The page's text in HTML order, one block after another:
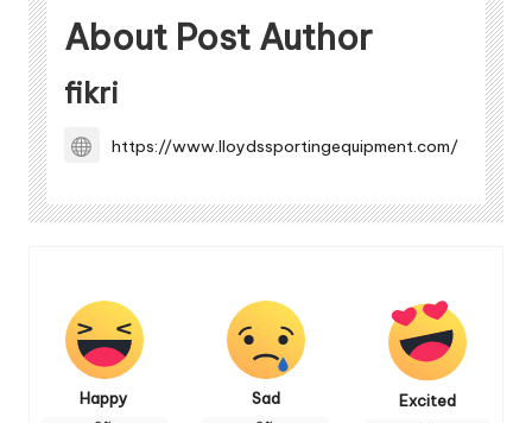
About Post Author
fikri
https://www.lloydssportingequipment.com/
Happy Sad Excited